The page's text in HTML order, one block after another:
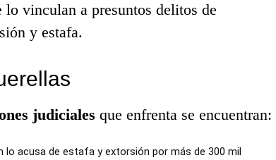
lo vinculan a presuntos delitos de
y estafa.
judiciales que enfrenta se encuentran:
lo acusa de estafa y extorsión por más de 300 mil